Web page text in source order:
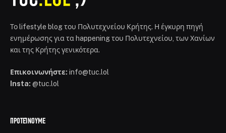
Το lifestyle blog του Πολυτεχνείου Κρήτης. Η έγκυρη πηγή
ενημέρωσης για τα happening του Πολυτεχνείου, των Χανίων
και της Κρήτης γενικότερα.
Επικοινωνήστε: info@tuc.lol
Insta: @tuc.lol
ΠΡΟΤΕΊΝΟΥΜΕ